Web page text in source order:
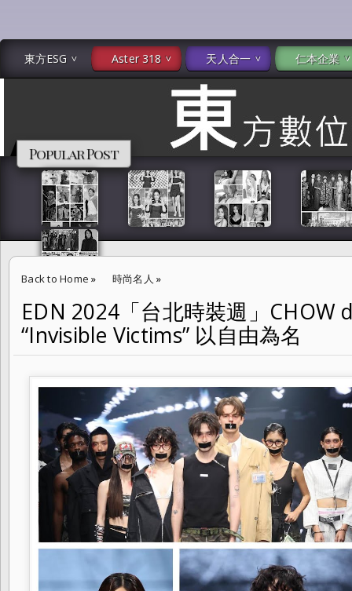
東方ESG Aster 318 天人合一 仁本企業
Popular Post
Back to Home » 時尚名人 »
EDN 2024「台北時裝週」CHOW des HOMME SS25 “Invisible
EDN 2024「台北時裝週」CHOW
“Invisible Victims” 以自由為名